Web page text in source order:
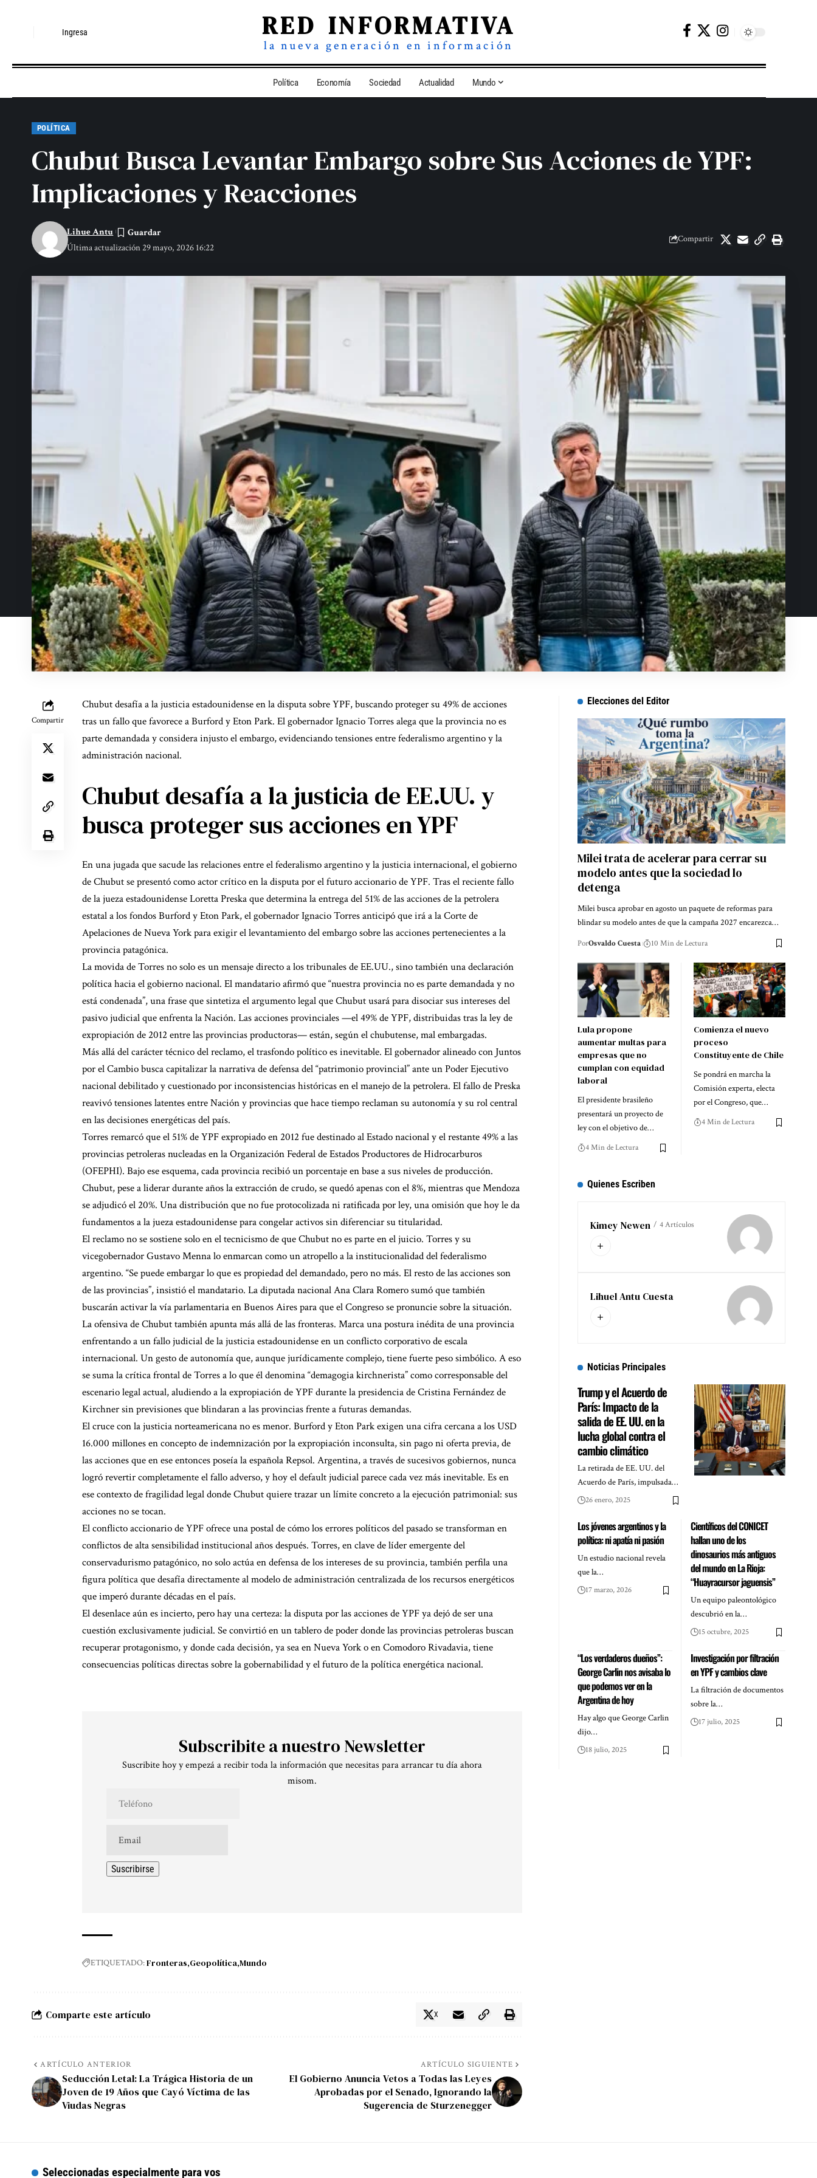
Ingresa RED INFORMATIVA
la nueva generación en información
Política Economía Sociedad Actualidad Mundo
POLÍTICA
Chubut Busca Levantar Embargo sobre Sus Acciones de YPF:
Implicaciones y Reacciones
Última actualización 29 mayo, 2026 16:22
Lihue Antu
Compartir
Compartir
Chubut desafía a la justicia estadounidense en la disputa sobre YPF, buscando proteger su 49% de acciones
tras un fallo que favorece a Burford y Eton Park. El gobernador Ignacio Torres alega que la provincia no es
parte demandada y considera injusto el embargo, evidenciando tensiones entre federalismo argentino y la
administración nacional.
Chubut desafía a la justicia de EE.UU. y
busca proteger sus acciones en YPF
En una jugada que sacude las relaciones entre el federalismo argentino y la justicia internacional, el gobierno
de Chubut se presentó como actor crítico en la disputa por el futuro accionario de YPF. Tras el reciente fallo
de la jueza estadounidense Loretta Preska que determina la entrega del 51% de las acciones de la petrolera
estatal a los fondos Burford y Eton Park, el gobernador Ignacio Torres anticipó que irá a la Corte de
Apelaciones de Nueva York para exigir el levantamiento del embargo sobre las acciones pertenecientes a la
provincia patagónica.
La movida de Torres no solo es un mensaje directo a los tribunales de EE.UU., sino también una declaración
política hacia el gobierno nacional. El mandatario afirmó que “nuestra provincia no es parte demandada y no
está condenada”, una frase que sintetiza el argumento legal que Chubut usará para disociar sus intereses del
pasivo judicial que enfrenta la Nación. Las acciones provinciales —el 49% de YPF, distribuidas tras la ley de
expropiación de 2012 entre las provincias productoras— están, según el chubutense, mal embargadas.
Más allá del carácter técnico del reclamo, el trasfondo político es inevitable. El gobernador alineado con Juntos
por el Cambio busca capitalizar la narrativa de defensa del “patrimonio provincial” ante un Poder Ejecutivo
nacional debilitado y cuestionado por inconsistencias históricas en el manejo de la petrolera. El fallo de Preska
reavivó tensiones latentes entre Nación y provincias que hace tiempo reclaman su autonomía y su rol central
en las decisiones energéticas del país.
Torres remarcó que el 51% de YPF expropiado en 2012 fue destinado al Estado nacional y el restante 49% a las
provincias petroleras nucleadas en la Organización Federal de Estados Productores de Hidrocarburos
(OFEPHI). Bajo ese esquema, cada provincia recibió un porcentaje en base a sus niveles de producción.
Chubut, pese a liderar durante años la extracción de crudo, se quedó apenas con el 8%, mientras que Mendoza
se adjudicó el 20%. Una distribución que no fue protocolizada ni ratificada por ley, una omisión que hoy le da
fundamentos a la jueza estadounidense para congelar activos sin diferenciar su titularidad.
El reclamo no se sostiene solo en el tecnicismo de que Chubut no es parte en el juicio. Torres y su
vicegobernador Gustavo Menna lo enmarcan como un atropello a la institucionalidad del federalismo
argentino. “Se puede embargar lo que es propiedad del demandado, pero no más. El resto de las acciones son
de las provincias”, insistió el mandatario. La diputada nacional Ana Clara Romero sumó que también
buscarán activar la vía parlamentaria en Buenos Aires para que el Congreso se pronuncie sobre la situación.
La ofensiva de Chubut también apunta más allá de las fronteras. Marca una postura inédita de una provincia
enfrentando a un fallo judicial de la justicia estadounidense en un conflicto corporativo de escala
internacional. Un gesto de autonomía que, aunque jurídicamente complejo, tiene fuerte peso simbólico. A eso
se suma la crítica frontal de Torres a lo que él denomina “demagogia kirchnerista” como corresponsable del
escenario legal actual, aludiendo a la expropiación de YPF durante la presidencia de Cristina Fernández de
Kirchner sin previsiones que blindaran a las provincias frente a futuras demandas.
El cruce con la justicia norteamericana no es menor. Burford y Eton Park exigen una cifra cercana a los USD
16.000 millones en concepto de indemnización por la expropiación inconsulta, sin pago ni oferta previa, de
las acciones que en ese entonces poseía la española Repsol. Argentina, a través de sucesivos gobiernos, nunca
logró revertir completamente el fallo adverso, y hoy el default judicial parece cada vez más inevitable. Es en
ese contexto de fragilidad legal donde Chubut quiere trazar un límite concreto a la ejecución patrimonial: sus
acciones no se tocan.
El conflicto accionario de YPF ofrece una postal de cómo los errores políticos del pasado se transforman en
conflictos de alta sensibilidad institucional años después. Torres, en clave de líder emergente del
conservadurismo patagónico, no solo actúa en defensa de los intereses de su provincia, también perfila una
figura política que desafía directamente al modelo de administración centralizada de los recursos energéticos
que imperó durante décadas en el país.
El desenlace aún es incierto, pero hay una certeza: la disputa por las acciones de YPF ya dejó de ser una
cuestión exclusivamente judicial. Se convirtió en un tablero de poder donde las provincias petroleras buscan
recuperar protagonismo, y donde cada decisión, ya sea en Nueva York o en Comodoro Rivadavia, tiene
consecuencias políticas directas sobre la gobernabilidad y el futuro de la política energética nacional.
Subscribite a nuestro Newsletter
Suscribite hoy y empezá a recibir toda la información que necesitas para arrancar tu día ahora
misom.
ETIQUETADO:Fronteras Geopolítica Mundo
Comparte este artículo X
ARTÍCULO ANTERIOR
Seducción Letal: La Trágica Historia de un
Joven de 19 Años que Cayó Víctima de las
Viudas Negras
ARTÍCULO SIGUIENTE
El Gobierno Anuncia Vetos a Todas las Leyes
Aprobadas por el Senado, Ignorando la
Sugerencia de Sturzenegger
Elecciones del Editor
Milei trata de acelerar para cerrar su
modelo antes que la sociedad lo
detenga
Milei busca aprobar en agosto un paquete de reformas para
blindar su modelo antes de que la campaña 2027 encarezca…
PorOsvaldo Cuesta 10 Min de Lectura
Lula propone
aumentar multas para
empresas que no
cumplan con equidad
laboral
El presidente brasileño
presentará un proyecto de
ley con el objetivo de…
4 Min de Lectura
Comienza el nuevo
proceso
Constituyente de Chile
Se pondrá en marcha la
Comisión experta, electa
por el Congreso, que…
4 Min de Lectura
Quienes Escriben
Kimey Newen 4 Artículos
Lihuel Antu Cuesta
Noticias Principales
Trump y el Acuerdo de
París: Impacto de la
salida de EE. UU. en la
lucha global contra el
cambio climático
La retirada de EE. UU. del
Acuerdo de París, impulsada…
26 enero, 2025
Los jóvenes argentinos y la
política: ni apatía ni pasión
Un estudio nacional revela
que la…
17 marzo, 2026
Científicos del CONICET
hallan uno de los
dinosaurios más antiguos
del mundo en La Rioja:
“Huayracursor jaguensis”
Un equipo paleontológico
descubrió en la…
15 octubre, 2025
“Los verdaderos dueños”:
George Carlin nos avisaba lo
que podemos ver en la
Argentina de hoy
Hay algo que George Carlin
dijo…
18 julio, 2025
Investigación por filtración
en YPF y cambios clave
La filtración de documentos
sobre la…
17 julio, 2025
Seleccionadas especialmente para vos